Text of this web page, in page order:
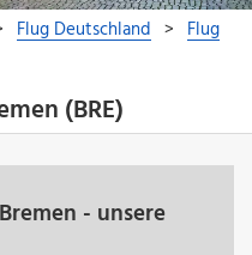
(BRE)
- unsere